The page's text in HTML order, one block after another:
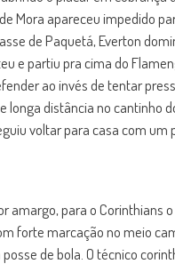
Mora apareceu impedido
de Paquetá, Everton
e partiu pra cima do
ao invés de tentar
longa distância no
voltar para casa com
amargo, para o Corinthians
forte marcação no meio
de bola. O técnico